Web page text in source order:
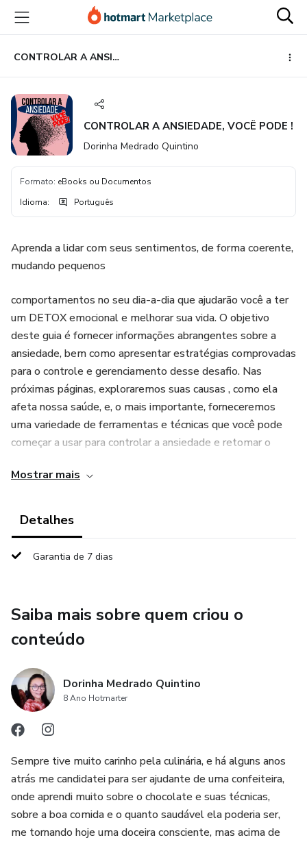
para
conteúdo
principal
para
pagamento
para
rodapé
CONTROLAR A ANSIEDADE, VOCÊ PODE !
CONTROLAR A ANSIEDADE, VOCÊ PODE !
Dorinha Medrado Quintino
Formato: eBooks ou Documentos
Idioma: Português
Aprenda a lidar com seus sentimentos, de forma coerente,
mudando pequenos
comportamentos no seu dia-a-dia que ajudarão você a ter
um DETOX emocional e melhorar sua vida. O objetivo
deste guia é fornecer informações abrangentes sobre a
ansiedade, bem como apresentar estratégias comprovadas
para o controle e gerenciamento desse desafio. Nas
próximas páginas, exploraremos suas causas , como ela
afeta nossa saúde, e, o mais importante, forneceremos
uma variedade de ferramentas e técnicas que você pode
começar a usar para controlar a ansiedade e retomar o
Mostrar mais
Detalhes
Garantia de 7 dias
Saiba mais sobre quem criou o
conteúdo
Dorinha Medrado Quintino
8 Ano Hotmarter
Sempre tive muito carinho pela culinária, e há alguns anos
atrás me candidatei para ser ajudante de uma confeiteira,
onde aprendi muito sobre o chocolate e suas técnicas,
sobre a boa comida e o quanto saudável ela poderia ser,
me tornando hoje uma doceira consciente, mas acima de